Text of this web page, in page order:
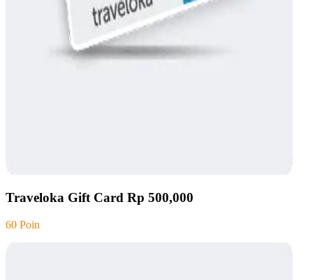
Traveloka Gift Card Rp 500,000
60 Poin